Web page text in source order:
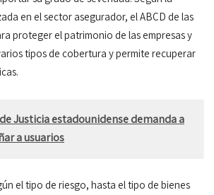
en el sector asegurador, el ABCD de las
proteger el patrimonio de las empresas y
tipos de cobertura y permite recuperar
Justicia estadounidense demanda a
a usuarios
el tipo de riesgo, hasta el tipo de bienes